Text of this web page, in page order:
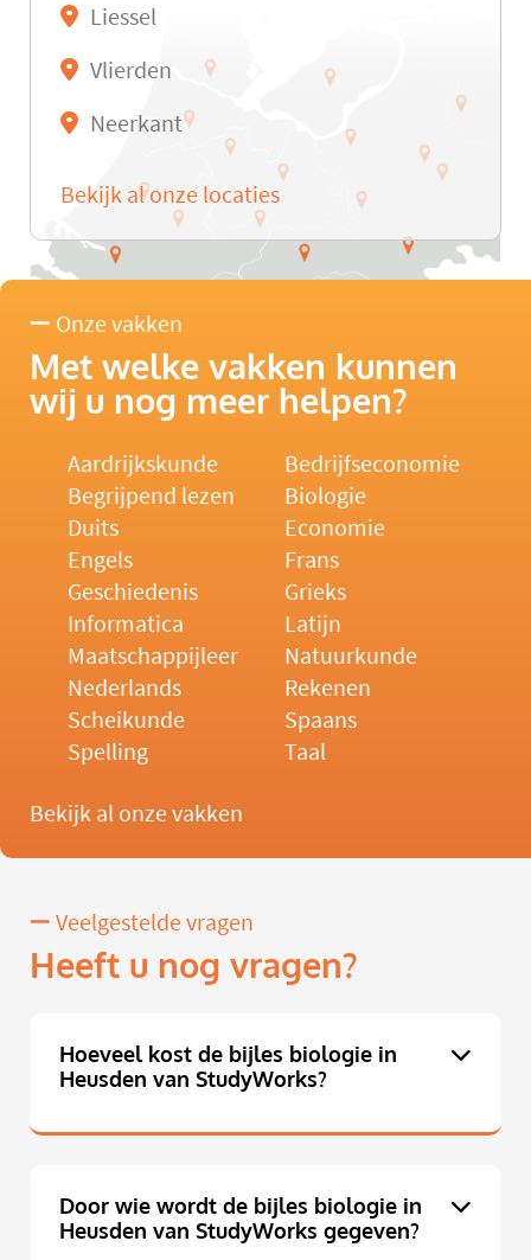
Liessel
Vlierden
Neerkant
Bekijk al onze locaties
Onze vakken
Met welke vakken kunnen
wij u nog meer helpen?
Aardrijkskunde
Bedrijfseconomie
Begrijpend lezen
Biologie
Duits
Economie
Engels
Frans
Geschiedenis
Grieks
Informatica
Latijn
Maatschappijleer
Natuurkunde
Nederlands
Rekenen
Scheikunde
Spaans
Spelling
Taal
Bekijk al onze vakken
Veelgestelde vragen
Heeft u nog vragen?
Hoeveel kost de bijles biologie in
Heusden van StudyWorks?
Door wie wordt de bijles biologie in
Heusden van StudyWorks gegeven?